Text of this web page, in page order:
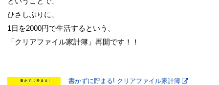
ひさしぶりに、
1日を2000円で生活するという、
「クリアファイル家計簿」再開です！！
書かずに貯まる! クリアファイル家計簿